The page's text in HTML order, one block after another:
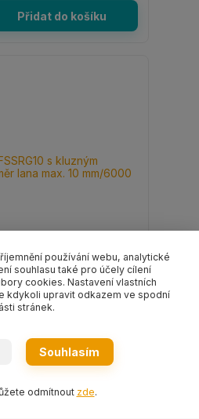
Přidat do košíku
s kluzným třmenem
10 mm/6000 daN
Přidat do košíku
používání webu, analytické
souhlasu také pro účely cílení
cookies. Nastavení vlastních
kdykoli upravit odkazem ve spodní
stránek.
Souhlasím
odmítnout zde.